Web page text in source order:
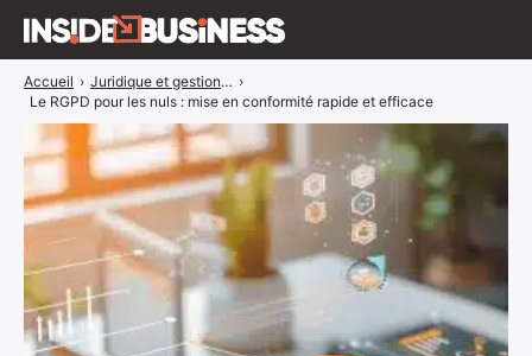
Accueil › Juridique et gestion d’entreprise ›
Le RGPD pour les nuls : mise en conformité rapide et efficace
Insidebusiness
A propos
Interviews
Blog
ÉVÉNEMENTS